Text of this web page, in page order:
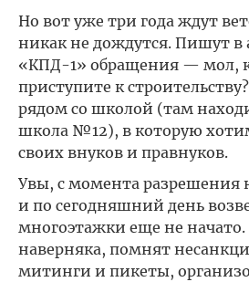
Но вот уже три года ждут
никак не дождутся. Пишут в
«КПД-1» обращения — мол,
приступите к
рядом со школой (там
школа №12), в которую
своих внуков и правнуков.
Увы, с момента разрешения
и по сегодняшний день
многоэтажки еще не
наверняка, помнят
митинги и пикеты,